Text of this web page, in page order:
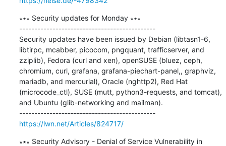
∗∗∗ Security updates for Monday ∗∗∗
---------------------------------------------
Security updates have been issued by Debian (libtasn1-6,
libtirpc, mcabber, picocom, pngquant, trafficserver, and
zziplib), Fedora (curl and xen), openSUSE (bluez, ceph,
chromium, curl, grafana, grafana-piechart-panel,, graphviz,
mariadb, and mercurial), Oracle (nghttp2), Red Hat
(microcode_ctl), SUSE (mutt, python3-requests, and tomcat),
and Ubuntu (glib-networking and mailman).
---------------------------------------------
https://lwn.net/Articles/824717/
∗∗∗ Security Advisory - Denial of Service Vulnerability in